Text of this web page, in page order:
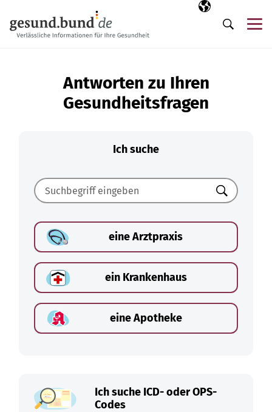
Ausgewählte
DE
Suche
Antworten zu Ihren
Gesundheitsfragen
Ich suche
Suchen
eine Arztpraxis
ein Krankenhaus
eine Apotheke
Ich suche ICD- oder OPS-
Codes